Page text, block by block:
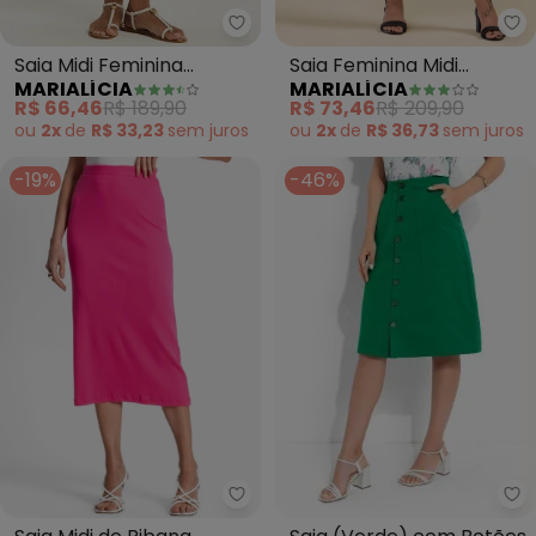
Marialícia - Saia Midi Feminina
Saia Midi Feminina
Tropical Devorê (Verde)
MARIALÍCIA
R$ 66,46R$ 189,90
ou 2x de R$ 33,23 sem juros
Saia Feminina Midi
Listrada com Fenda
(Preto)
MARIALÍCIA
R$ 73,46R$ 209,90
ou 2x de R$ 36,73 sem juros
-19%
Endless - Saia Midi de Ribana
-46%